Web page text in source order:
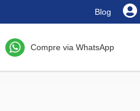
Blog
Compre via WhatsApp